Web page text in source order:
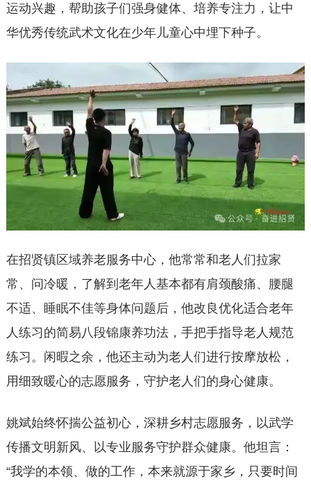
运动兴趣，帮助孩子们强身健体、培养专注力，让中
华优秀传统武术文化在少年儿童心中埋下种子。
在招贤镇区域养老服务中心，他常常和老人们拉家
常、问冷暖，了解到老年人基本都有肩颈酸痛、腰腿
不适、睡眠不佳等身体问题后，他改良优化适合老年
人练习的简易八段锦康养功法，手把手指导老人规范
练习。闲暇之余，他还主动为老人们进行按摩放松，
用细致暖心的志愿服务，守护老人们的身心健康。
姚斌始终怀揣公益初心，深耕乡村志愿服务，以武学
传播文明新风、以专业服务守护群众健康。他坦言：
“我学的本领、做的工作，本来就源于家乡，只要时间